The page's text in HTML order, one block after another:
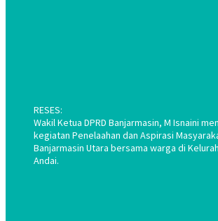
RESES:
Wakil Ketua DPRD Banjarmasin, M Isnaini
kegiatan Penelaahan dan Aspirasi
Banjarmasin Utara bersama warga di
Andai.